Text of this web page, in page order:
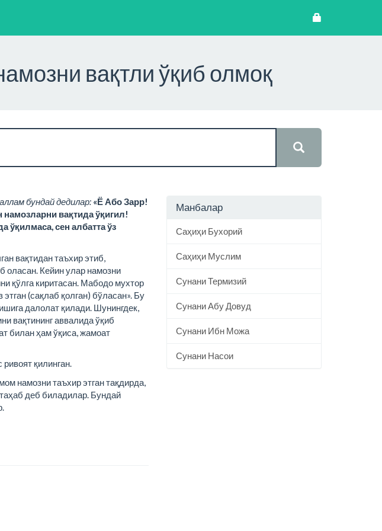
вақтли ўқиб олмоқ
бундай дедилар: «Ё Або Зарр!
вақтида ўқигил!
ўқилмаса, сен албатта ўз
вақтидан таъхир этиб,
оласан. Кейин улар намозни
қўлга киритасан. Мабодо мухтор
(сақлаб қолган) бўласан». Бу
далолат қилади. Шунингдек,
вақтининг аввалида ўқиб
билан ҳам ўқиса, жамоат
қилинган.
намозни таъхир этган тақдирда,
деб биладилар. Бундай
Манбалар
Саҳиҳи Бухорий
Саҳиҳи Муслим
Сунани Термизий
Сунани Абу Довуд
Сунани Ибн Можа
Сунани Насои